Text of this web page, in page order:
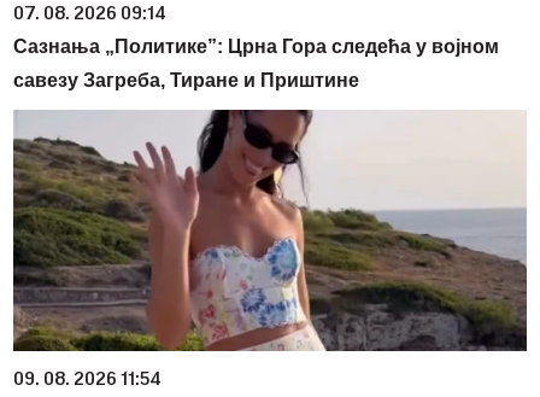
07. 08. 2026 09:14
Сазнања „Политике”: Црна Гора следећа у војном
савезу Загреба, Тиране и Приштине
09. 08. 2026 11:54